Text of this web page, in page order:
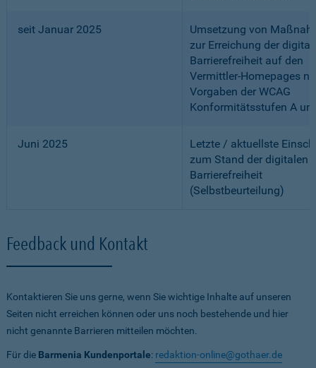
seit Januar 2025
Umsetzung von
zur Erreichung der
Barrierefreiheit auf den
Vermittler-Homepages
Vorgaben der WCAG
Konformitätsstufen A
Juni 2025
Letzte / aktuellste
zum Stand der digitalen
Barrierefreiheit
(Selbstbeurteilung)
Feedback und Kontakt
Kontaktieren Sie uns gerne, wenn Sie wichtige Inhalte auf unseren
Seiten nicht erreichen können oder uns noch bestehende und hier
nicht genannte Barrieren mitteilen möchten.
Für die Barmenia Kundenportale: redaktion-online@gothaer.de